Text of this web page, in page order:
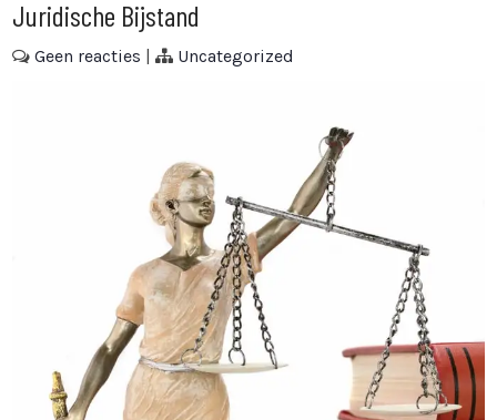
Juridische Bijstand
Geen reacties | Uncategorized